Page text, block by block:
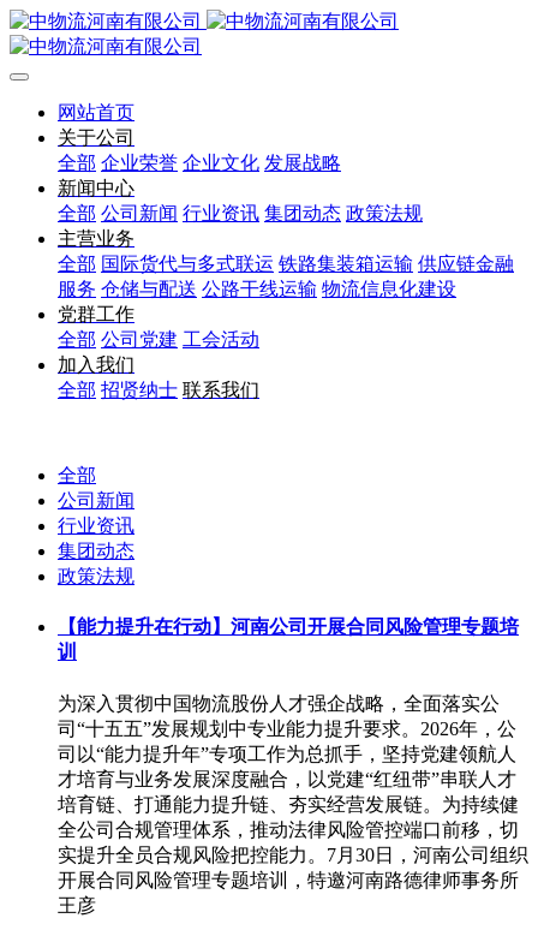
网站首页
关于公司
全部 企业荣誉 企业文化 发展战略
新闻中心
全部 公司新闻 行业资讯 集团动态 政策法规
主营业务
全部 国际货代与多式联运 铁路集装箱运输 供应链金融
服务 仓储与配送 公路干线运输 物流信息化建设
党群工作
全部 公司党建 工会活动
加入我们
全部 招贤纳士 联系我们
全部
公司新闻
行业资讯
集团动态
政策法规
【能力提升在行动】河南公司开展合同风险管理专题培
训
为深入贯彻中国物流股份人才强企战略，全面落实公
司“十五五”发展规划中专业能力提升要求。2026年，公
司以“能力提升年”专项工作为总抓手，坚持党建领航人
才培育与业务发展深度融合，以党建“红纽带”串联人才
培育链、打通能力提升链、夯实经营发展链。为持续健
全公司合规管理体系，推动法律风险管控端口前移，切
实提升全员合规风险把控能力。7月30日，河南公司组织
开展合同风险管理专题培训，特邀河南路德律师事务所
王彦